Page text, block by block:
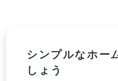
シンプルなホー
しょう